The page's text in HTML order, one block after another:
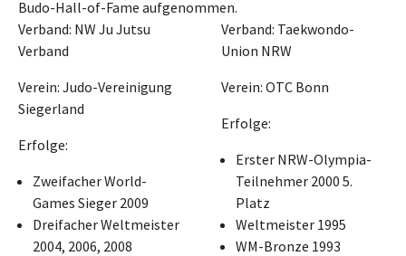
Budo-Hall-of-Fame aufgenommen.
Verband: NW Ju Jutsu
Verband
Verein: Judo-Vereinigung
Siegerland
Erfolge:
Zweifacher World-
Games Sieger 2009
Dreifacher Weltmeister
2004, 2006, 2008
Verband: Taekwondo-
Union NRW
Verein: OTC Bonn
Erfolge:
Erster NRW-Olympia-
Teilnehmer 2000 5.
Platz
Weltmeister 1995
WM-Bronze 1993